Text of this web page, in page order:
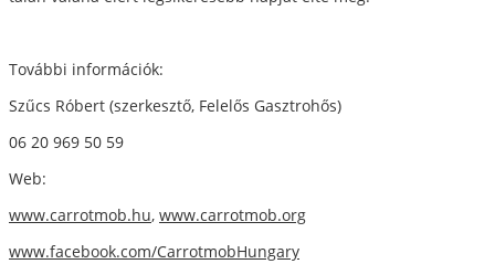
További információk:
Szűcs Róbert (szerkesztő, Felelős Gasztrohős)
06 20 969 50 59
Web:
www.carrotmob.hu, www.carrotmob.org
www.facebook.com/CarrotmobHungary